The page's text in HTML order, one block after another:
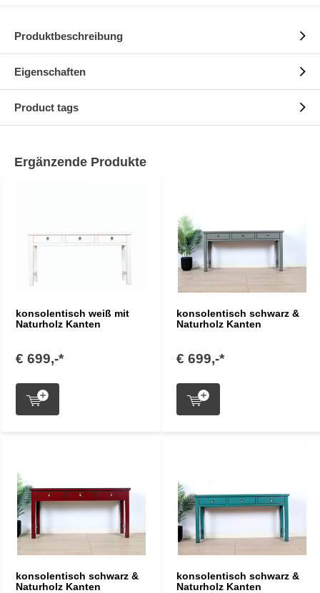
Produktbeschreibung
Eigenschaften
Product tags
Ergänzende Produkte
konsolentisch weiß mit
Naturholz Kanten
€ 699,-*
konsolentisch schwarz &
Naturholz Kanten
€ 699,-*
konsolentisch schwarz &
Naturholz Kanten
konsolentisch schwarz &
Naturholz Kanten